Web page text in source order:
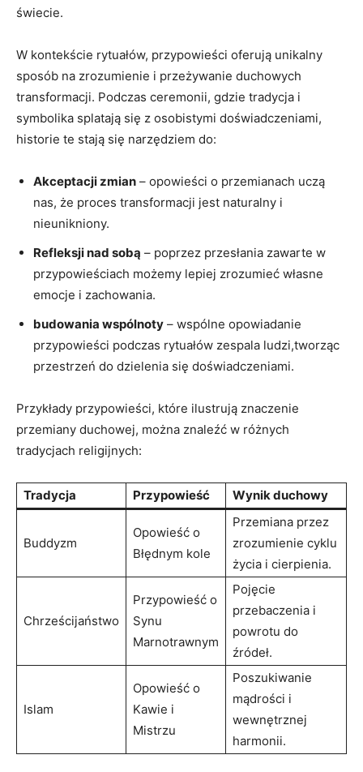
świecie.
W kontekście rytuałów, przypowieści oferują unikalny
sposób na zrozumienie i przeżywanie duchowych
transformacji. Podczas ceremonii, gdzie tradycja i
symbolika splatają się z osobistymi doświadczeniami,
historie te stają się narzędziem do:
Akceptacji zmian – opowieści o przemianach uczą
nas, że proces transformacji jest naturalny i
nieunikniony.
Refleksji nad sobą – poprzez przesłania zawarte w
przypowieściach możemy lepiej zrozumieć własne
emocje i zachowania.
budowania wspólnoty – wspólne opowiadanie
przypowieści podczas rytuałów zespala ludzi,tworząc
przestrzeń do dzielenia się doświadczeniami.
Przykłady przypowieści, które ilustrują znaczenie
przemiany duchowej, można znaleźć w różnych
tradycjach religijnych:
Tradycja Przypowieść Wynik duchowy
Buddyzm
Opowieść o
Błędnym kole
Przemiana przez
zrozumienie cyklu
życia i cierpienia.
Chrześcijaństwo
Przypowieść o
Synu
Marnotrawnym
Pojęcie
przebaczenia i
powrotu do
źródeł.
Islam
Opowieść o
Kawie i
Mistrzu
Poszukiwanie
mądrości i
wewnętrznej
harmonii.